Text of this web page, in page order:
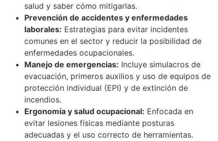
salud y saber cómo mitigarlas.
Prevención de accidentes y enfermedades
laborales: Estrategias para evitar incidentes
comunes en el sector y reducir la posibilidad de
enfermedades ocupacionales.
Manejo de emergencias: Incluye simulacros de
evacuación, primeros auxilios y uso de equipos de
protección individual (EPI) y de extinción de
incendios.
Ergonomía y salud ocupacional: Enfocada en
evitar lesiones físicas mediante posturas
adecuadas y el uso correcto de herramientas.